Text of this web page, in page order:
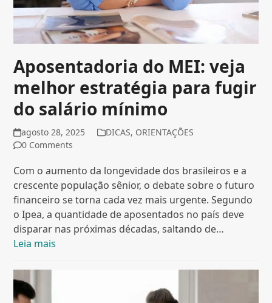
Aposentadoria do MEI: veja
melhor estratégia para fugir
do salário mínimo
agosto 28, 2025 DICAS, ORIENTAÇÕES
0 Comments
Com o aumento da longevidade dos brasileiros e a
crescente população sênior, o debate sobre o futuro
financeiro se torna cada vez mais urgente. Segundo
o Ipea, a quantidade de aposentados no país deve
disparar nas próximas décadas, saltando de…
Leia mais